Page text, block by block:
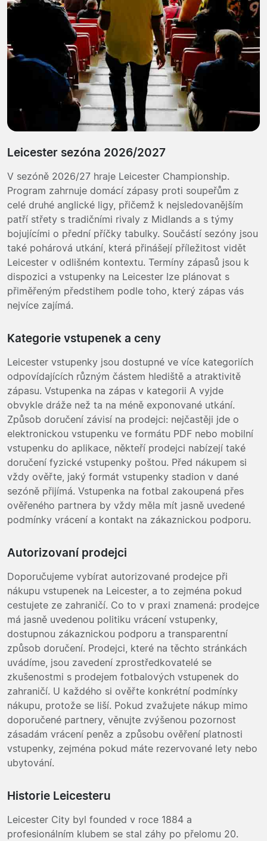
Leicester sezóna 2026/2027
V sezóně 2026/27 hraje Leicester Championship.
Program zahrnuje domácí zápasy proti soupeřům z
celé druhé anglické ligy, přičemž k nejsledovanějším
patří střety s tradičními rivaly z Midlands a s týmy
bojujícími o přední příčky tabulky. Součástí sezóny jsou
také pohárová utkání, která přinášejí příležitost vidět
Leicester v odlišném kontextu. Termíny zápasů jsou k
dispozici a vstupenky na Leicester lze plánovat s
přiměřeným předstihem podle toho, který zápas vás
nejvíce zajímá.
Kategorie vstupenek a ceny
Leicester vstupenky jsou dostupné ve více kategoriích
odpovídajících různým částem hlediště a atraktivitě
zápasu. Vstupenka na zápas v kategorii A vyjde
obvykle dráže než ta na méně exponované utkání.
Způsob doručení závisí na prodejci: nejčastěji jde o
elektronickou vstupenku ve formátu PDF nebo mobilní
vstupenku do aplikace, někteří prodejci nabízejí také
doručení fyzické vstupenky poštou. Před nákupem si
vždy ověřte, jaký formát vstupenky stadion v dané
sezóně přijímá. Vstupenka na fotbal zakoupená přes
ověřeného partnera by vždy měla mít jasně uvedené
podmínky vrácení a kontakt na zákaznickou podporu.
Autorizovaní prodejci
Doporučujeme vybírat autorizované prodejce při
nákupu vstupenek na Leicester, a to zejména pokud
cestujete ze zahraničí. Co to v praxi znamená: prodejce
má jasně uvedenou politiku vrácení vstupenky,
dostupnou zákaznickou podporu a transparentní
způsob doručení. Prodejci, které na těchto stránkách
uvádíme, jsou zavedení zprostředkovatelé se
zkušenostmi s prodejem fotbalových vstupenek do
zahraničí. U každého si ověřte konkrétní podmínky
nákupu, protože se liší. Pokud zvažujete nákup mimo
doporučené partnery, věnujte zvýšenou pozornost
zásadám vrácení peněz a způsobu ověření platnosti
vstupenky, zejména pokud máte rezervované lety nebo
ubytování.
Historie Leicesteru
Leicester City byl founded v roce 1884 a
profesionálním klubem se stal záhy po přelomu 20.